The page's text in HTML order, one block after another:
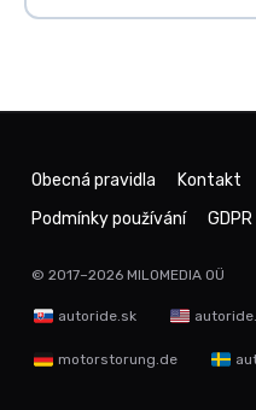
Obecná pravidla Kontakt
Podmínky používání
GDPR
© 2017–2026 MILOMEDIA OÜ
autoride.sk
motorstorung.de